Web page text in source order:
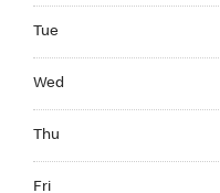
Tue
Wed
Thu
Fri